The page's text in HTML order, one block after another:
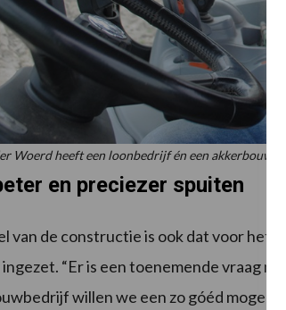
Woerd heeft een loonbedrijf én een
en preciezer spuiten
van de constructie is ook dat voor het
“Er is een toenemende vraag
willen we een zo góéd